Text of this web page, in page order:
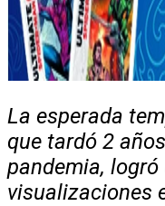
La esperada
que tardó 2
pandemia,
visualizaciones